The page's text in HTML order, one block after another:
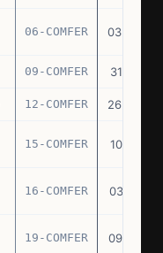
06-COMFER 03.05.74
09-COMFER 31.07.74
12-COMFER 26.09.74
15-COMFER 10.10.74
16-COMFER 03.12.74
19-COMFER 09.01.75